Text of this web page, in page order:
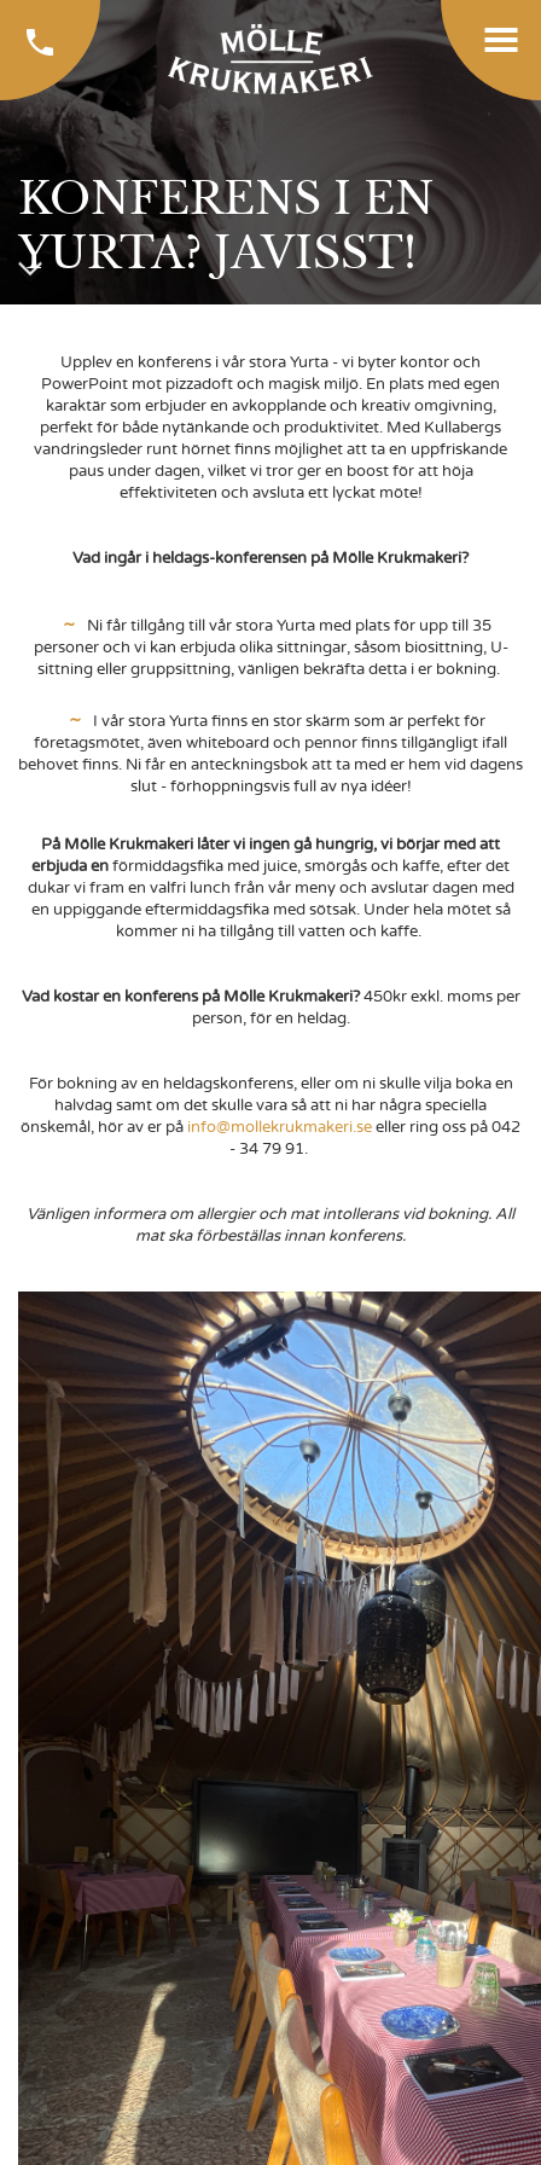
KONFERENS I EN
YURTA? JAVISST!
Upplev en konferens i vår stora Yurta - vi byter kontor och
PowerPoint mot pizzadoft och magisk miljö. En plats med egen
karaktär som erbjuder en avkopplande och kreativ omgivning,
perfekt för både nytänkande och produktivitet. Med Kullabergs
vandringsleder runt hörnet finns möjlighet att ta en uppfriskande
paus under dagen, vilket vi tror ger en boost för att höja
effektiviteten och avsluta ett lyckat möte!
Vad ingår i heldags-konferensen på Mölle Krukmakeri?
Ni får tillgång till vår stora Yurta med plats för upp till 35
personer och vi kan erbjuda olika sittningar, såsom biosittning, U-
sittning eller gruppsittning, vänligen bekräfta detta i er bokning.
I vår stora Yurta finns en stor skärm som är perfekt för
företagsmötet, även whiteboard och pennor finns tillgängligt ifall
behovet finns. Ni får en anteckningsbok att ta med er hem vid dagens
slut - förhoppningsvis full av nya idéer!
På Mölle Krukmakeri låter vi ingen gå hungrig, vi börjar med att
erbjuda en förmiddagsfika med juice, smörgås och kaffe, efter det
dukar vi fram en valfri lunch från vår meny och avslutar dagen med
en uppiggande eftermiddagsfika med sötsak. Under hela mötet så
kommer ni ha tillgång till vatten och kaffe.
Vad kostar en konferens på Mölle Krukmakeri?450kr exkl. moms per
person, för en heldag.
För bokning av en heldagskonferens, eller om ni skulle vilja boka en
halvdag samt om det skulle vara så att ni har några speciella
önskemål, hör av er på info@mollekrukmakeri.se eller ring oss på 042
- 34 79 91.
Vänligen informera om allergier och mat intollerans vid bokning. All
mat ska förbeställas innan konferens.